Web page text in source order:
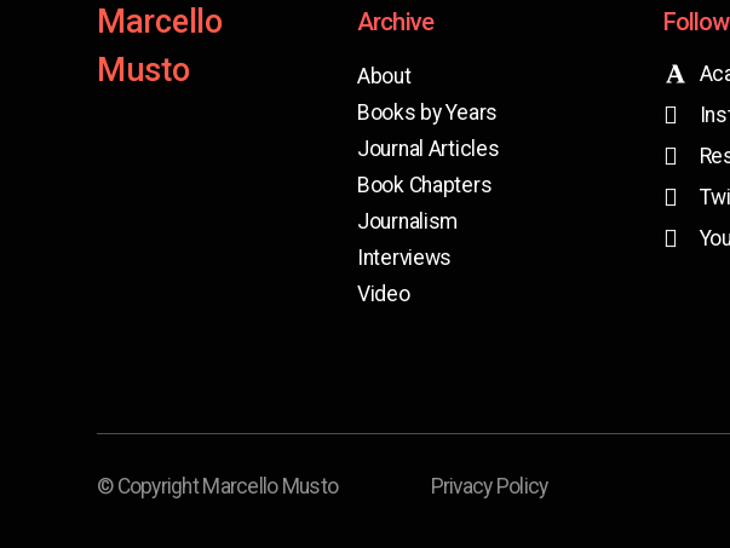
Marcello
Musto
Archive
About
Books by Years
Journal Articles
Book Chapters
Journalism
Interviews
Video
Follow
© Copyright Marcello Musto Privacy Policy